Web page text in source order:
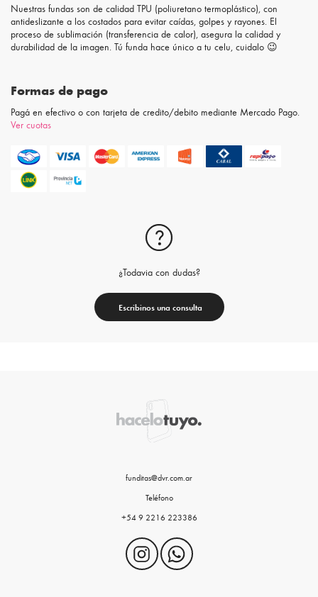
Nuestras fundas son de calidad TPU (poliuretano termoplástico), con
antideslizante a los costados para evitar caídas, golpes y rayones. El
proceso de sublimación (transferencia de calor), asegura la calidad y
durabilidad de la imagen. Tú funda hace único a tu celu, cuidalo 😉
Formas de pago
Pagá en efectivo o con tarjeta de credito/debito mediante Mercado Pago.
Ver cuotas
¿Todavia con dudas?
Escribinos una consulta
funditas@dvr.com.ar
Teléfono
+54 9 2216 223386